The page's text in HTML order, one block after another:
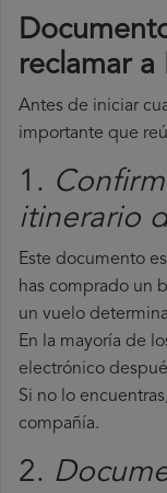
reclamar a
Antes de iniciar
importante que
1.
itinerario
Este documento
has comprado un
un vuelo
En la mayoría de
electrónico
Si no lo
compañía.
2.